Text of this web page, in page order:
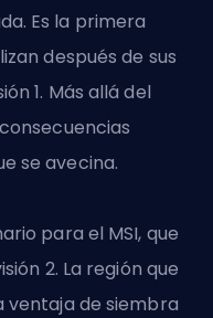
Es la primera
después de sus
1. Más allá del
se avecina.
para el MSI, que
2. La región que
ventaja de siembra